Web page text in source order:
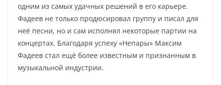
одним из самых удачных решений в его карьере.
Фадеев не только продюсировал группу и писал для
неё песни, но и сам исполнял некоторые партии на
концертах. Благодаря успеху «Непары» Максим
Фадеев стал ещё более известным и признанным в
музыкальной индустрии.